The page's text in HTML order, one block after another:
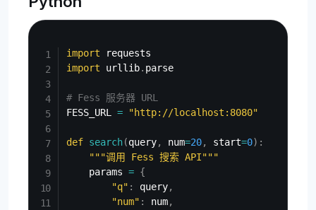
import
import urllib. parse
# Fess 服务器 URL
FESS_URL = "http://localhost:8080"
def search(query, num=20, start=0) :
"""调用 Fess 搜索 API"""
    params
= {
"q" : query,
"num" : num,